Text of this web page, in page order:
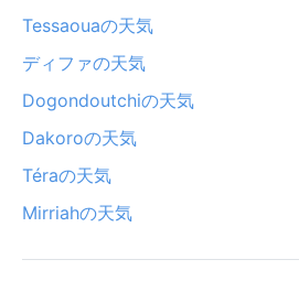
Tessaouaの天気
ディファの天気
Dogondoutchiの天気
Dakoroの天気
Téraの天気
Mirriahの天気